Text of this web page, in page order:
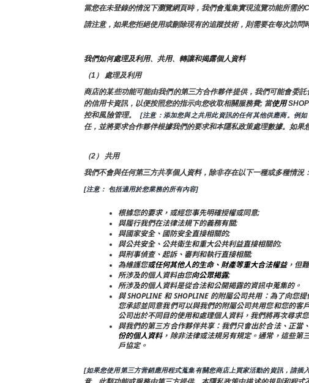
當您在未登錄的情況下瀏覽網頁時，我們會蒐集實現流覽功能所需的
請注意，如果您拒絕使用或刪除現有的追蹤技術，則需要在每次訪問
我們如何處理及利用、共用、轉讓和揭露個人資料
（1） 處理及利用
商店的某些功能可能由我們的第三方合作夥伴提供，我們可能會委
的信用卡資訊，以便按照您的指示向您收取相關服務費; 當使用
控和風險管理。
[注意：添加您與之共用此資訊的任何其他供應商。例
任，並將要求合作夥伴根據我們的要求和本隱私政策處理數據。如
（2） 共用
我們不會與任何第三方共享個人資料，除非存在以下一種或多種情況：
[注意： 包括適用於您業務的所有內容]
根據您的要求，或經您事先明確授權或同意;
與履行我們在法律法規下的義務有關;
與國家安全、國防安全直接相關的;
與公共安全、公共衛生和重大公共利益直接相關的;
與刑事偵查、起訴、審判和執行直接相關;
為維護您或任何其他人的生命、財產等重大合法權益，但
所涉及的個人資料由您向公眾揭露;
所涉及的個人資料是從合法和公開揭露的資訊中蒐集的。
與 SHOPLINE 和 SHOPLINE 的附屬公司共用：為了向您
您承認並同意我們可以與我們的附屬公司共用您和您的客
公司出於不同目的使用和處理個人資料，我們將再次尋求
與我們的第三方合作夥伴共享：我們只會出於合法、正
份的個人資料，除非法律或法規另有規定。通常，這些第
戶協定。
[如果您使用第三方营銷應用程式蒐集有關您商店上買家活動的資訊，請插